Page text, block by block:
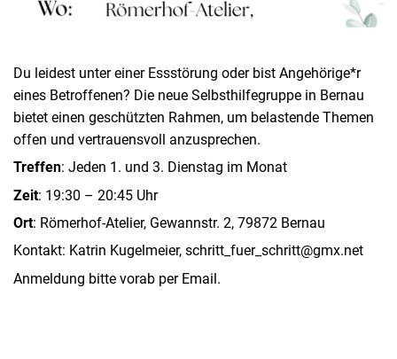
Du leidest unter einer Essstörung oder bist Angehörige*r
eines Betroffenen? Die neue Selbsthilfegruppe in Bernau
bietet einen geschützten Rahmen, um belastende Themen
offen und vertrauensvoll anzusprechen.
Treffen: Jeden 1. und 3. Dienstag im Monat
Zeit: 19:30 – 20:45 Uhr
Ort: Römerhof-Atelier, Gewannstr. 2, 79872 Bernau
Kontakt: Katrin Kugelmeier, schritt_fuer_schritt@gmx.net
Anmeldung bitte vorab per Email.